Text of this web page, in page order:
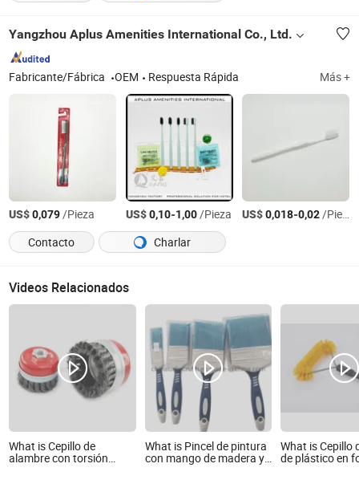
Yangzhou Aplus Amenities International Co., Ltd.
Fabricante/Fábrica OEM Respuesta Rápida Más +
US$0,079/Pieza US$0,10-1,00/Pieza US$0,018-0,02/Pieza
Contacto
Charlar
Videos Relacionados
What is Cepillo de
alambre con torsión
What is Pincel de pintura
con mango de madera y
What is Cepillo
de plástico en